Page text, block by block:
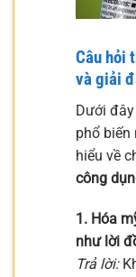
Câu hỏi
và giải
Dưới
phổ biến
hiểu về
công
1. Hóa
như lời
Trả lời: